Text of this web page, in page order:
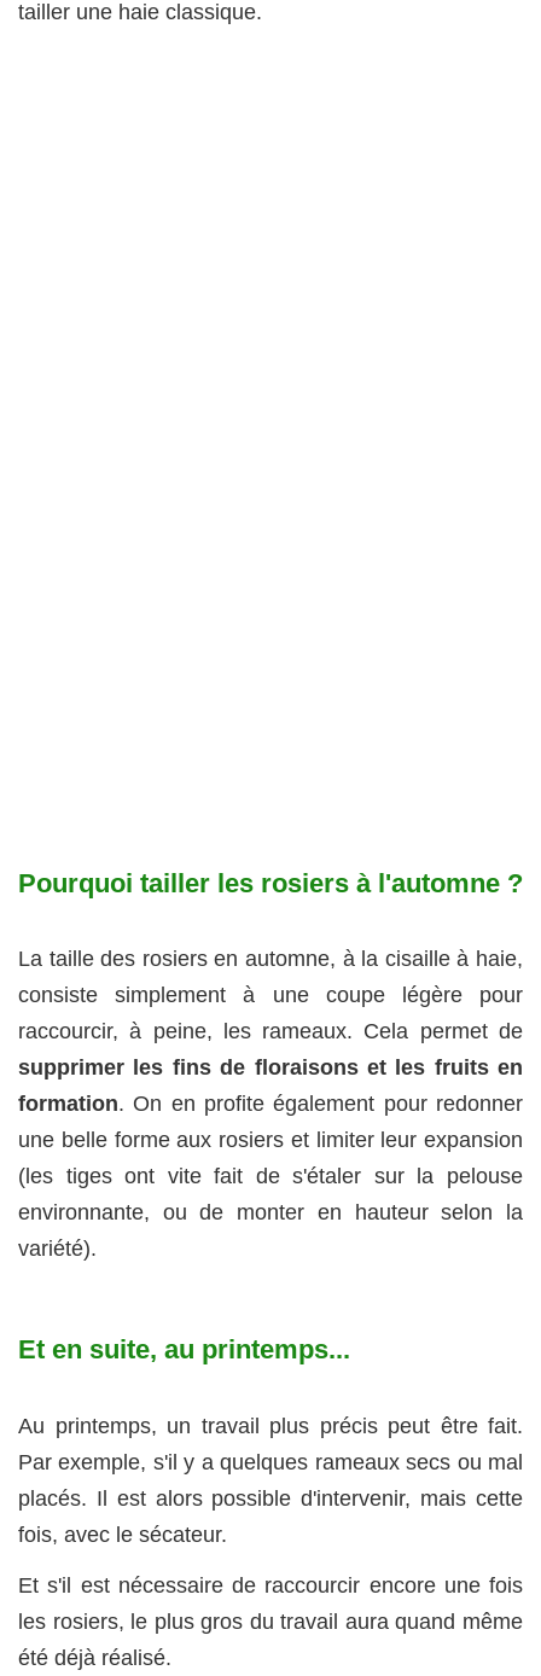
tailler une haie classique.
Pourquoi tailler les rosiers à l'automne ?
La taille des rosiers en automne, à la cisaille à haie,
consiste simplement à une coupe légère pour
raccourcir, à peine, les rameaux. Cela permet de
supprimer les fins de floraisons et les fruits en
formation. On en profite également pour redonner
une belle forme aux rosiers et limiter leur expansion
(les tiges ont vite fait de s'étaler sur la pelouse
environnante, ou de monter en hauteur selon la
variété).
Et en suite, au printemps...
Au printemps, un travail plus précis peut être fait.
Par exemple, s'il y a quelques rameaux secs ou mal
placés. Il est alors possible d'intervenir, mais cette
fois, avec le sécateur.
Et s'il est nécessaire de raccourcir encore une fois
les rosiers, le plus gros du travail aura quand même
été déjà réalisé.